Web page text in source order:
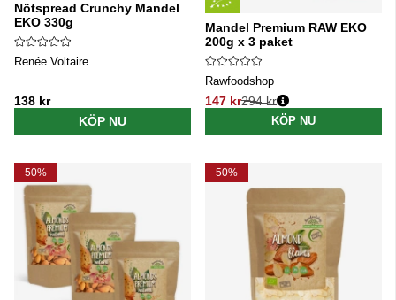
Nötspread Crunchy Mandel
EKO 330g
Renée Voltaire
138 kr
KÖP NU
Mandel Premium RAW EKO
200g x 3 paket
Rawfoodshop
147 kr
Ordinarie pris:
294 kr
KÖP NU
50% 50%